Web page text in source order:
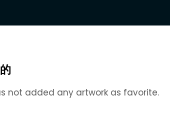
not added any artwork as favorite.